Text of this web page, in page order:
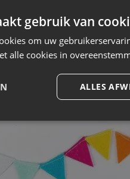
gebruik van
om uw
alle cookies in
ALLES